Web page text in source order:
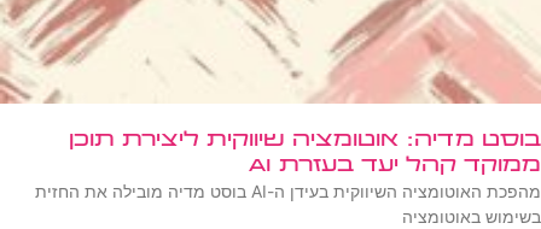
בוסט מדיה: אוטומציה שיווקית ליצירת תוכן
ממוקד קהל יעד בעזרת AI
מהפכת האוטומציה השיווקית בעידן ה-AI בוסט מדיה מובילה את החזית
בשימוש באוטומציה